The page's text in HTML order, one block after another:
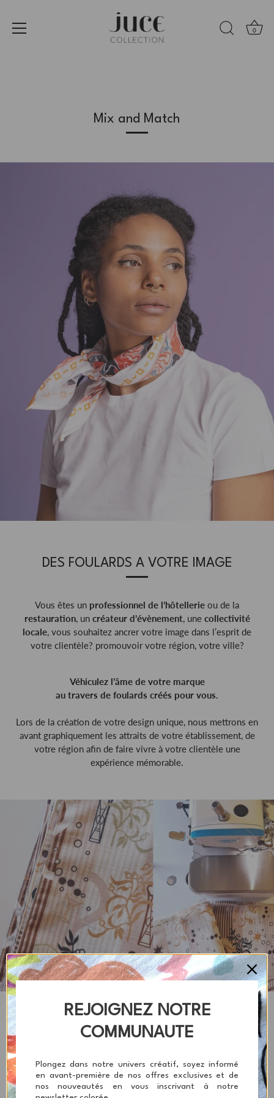
0
Mix and Match
DES FOULARDS A VOTRE IMAGE
Vous êtes un professionnel de l’hôtellerie ou de la
restauration, un créateur d’évènement, une collectivité
locale, vous souhaitez ancrer votre image dans l’esprit de
votre clientèle? promouvoir votre région, votre ville?
Véhiculez l’âme de votre marque
au travers de foulards créés pour vous.
Lors de la création de votre design unique, nous mettrons en
avant graphiquement les attraits de votre établissement, de
votre région afin de faire vivre à votre clientèle une
expérience mémorable.
UNE PRODUCTION LOCALE
Grâce à notre expérience, nous avons construit unréseau de
partenaires français certifiés
dans l’impression et la
REJOIGNEZ NOTRE
COMMUNAUTE
Plongez dans notre univers créatif, soyez informé
en avant-première de nos offres exclusives et de
nos nouveautés en vous inscrivant à notre